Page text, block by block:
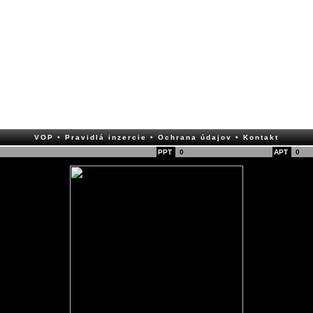
VOP • Pravidlá inzercie • Ochrana údajov • Kontakt
PPT 0 APT 0